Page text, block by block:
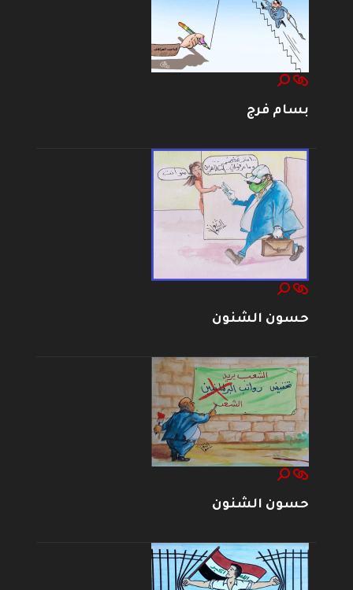
بسام فرج
حسون الشنون
حسون الشنون